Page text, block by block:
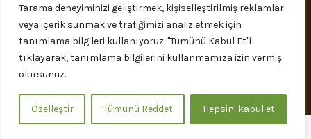
Tarama deneyiminizi geliştirmek, kişiselleştirilmiş reklamlar
veya içerik sunmak ve trafiğimizi analiz etmek için
tanımlama bilgileri kullanıyoruz. "Tümünü Kabul Et"i
tıklayarak, tanımlama bilgilerini kullanmamıza izin vermiş
olursunuz.
Özelleştir Tümünü Reddet Hepsini kabul et
r
i
n
o
k
r
a
m
Tüm hakları saklıdır© 2023 | incebit
ödeme vasıtaları